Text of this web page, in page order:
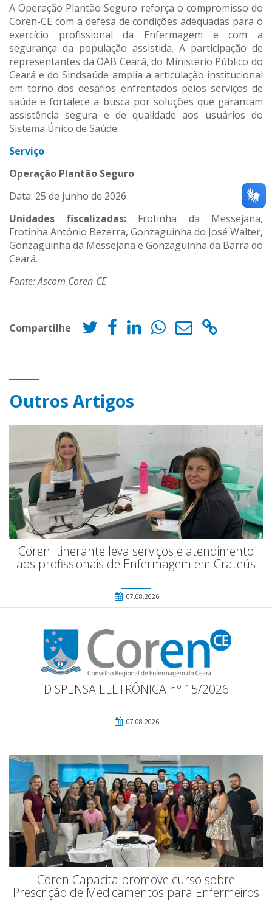
A Operação Plantão Seguro reforça o compromisso do
Coren-CE com a defesa de condições adequadas para o
exercício profissional da Enfermagem e com a
segurança da população assistida. A participação de
representantes da OAB Ceará, do Ministério Público do
Ceará e do Sindsaúde amplia a articulação institucional
em torno dos desafios enfrentados pelos serviços de
saúde e fortalece a busca por soluções que garantam
assistência segura e de qualidade aos usuários do
Sistema Único de Saúde.
Serviço
Operação Plantão Seguro
Data: 25 de junho de 2026
Unidades fiscalizadas: Frotinha da Messejana,
Frotinha Antônio Bezerra, Gonzaguinha do José Walter,
Gonzaguinha da Messejana e Gonzaguinha da Barra do
Ceará.
Fonte: Ascom Coren-CE
Compartilhe
Outros Artigos
Coren Itinerante leva serviços e atendimento
aos profissionais de Enfermagem em Crateús
07.08.2026
DISPENSA ELETRÔNICA nº 15/2026
07.08.2026
Coren Capacita promove curso sobre
Prescrição de Medicamentos para Enfermeiros